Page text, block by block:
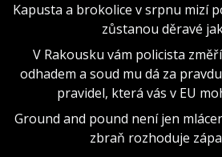
Kapusta a brokolice v srpnu mizí
zůstanou děravé
V Rakousku vám policista
odhadem a soud mu dá za
pravidel, která vás v EU
Ground and pound není jen
zbraň rozhoduje